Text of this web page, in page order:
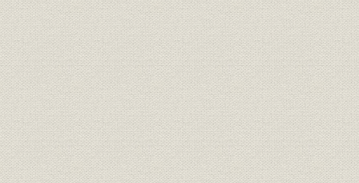
3 大阪エ 進出
4 〓[○+紅]伊藤本店ト 営業ノ 多角化
5 〓[○+糸]伊藤糸店ノ 開業ト 日清戦争後ノ 発展
6 初代忠兵衛ノ 足跡
7 店員ノ 採用ト 店員生活